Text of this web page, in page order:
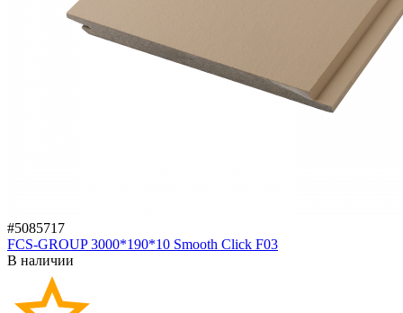
#5085717
FCS-GROUP 3000*190*10 Smooth Click F03
В наличии